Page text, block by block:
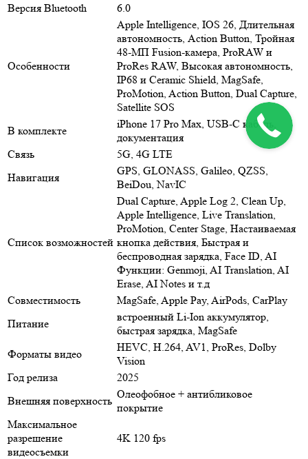
Версия Bluetooth
6.0
Особенности
Apple Intelligence, IOS 26, Длительная
автономность, Action Button, Тройная
48-МП Fusion-камера, ProRAW и
ProRes RAW, Высокая автономность,
IP68 и Ceramic Shield, MagSafe,
ProMotion, Action Button, Dual Capture,
Satellite SOS
В комплекте
iPhone 17 Pro Max, USB‑C кабель,
документация
Связь
5G, 4G LTE
Навигация
GPS, GLONASS, Galileo, QZSS,
BeiDou, NavIC
Список возможностей
Dual Capture, Apple Log 2, Clean Up,
Apple Intelligence, Live Translation,
ProMotion, Center Stage, Настаиваемая
кнопка действия, Быстрая и
беспроводная зарядка, Face ID, AI
Функции: Genmoji, AI Translation, AI
Erase, AI Notes и т.д
Совместимость
MagSafe, Apple Pay, AirPods, CarPlay
Питание
встроенный Li-Ion аккумулятор,
быстрая зарядка, MagSafe
Форматы видео
HEVC, H.264, AV1, ProRes, Dolby
Vision
Год релиза
2025
Внешняя поверхность
Олеофобное + антибликовое
покрытие
Максимальное
разрешение
видеосъемки
4K 120 fps